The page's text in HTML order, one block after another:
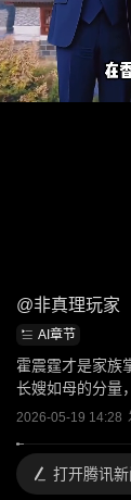
@非真理玩家
AI章节
霍震霆才是家族
长嫂如母的分量
2026-05-19 14:28
打开腾讯